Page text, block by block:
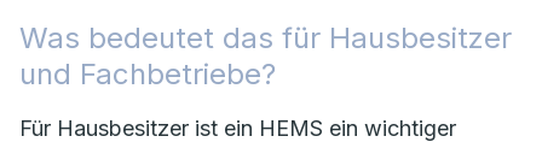
Was bedeutet das für Hausbesitzer
und Fachbetriebe?
Für Hausbesitzer ist ein HEMS ein wichtiger